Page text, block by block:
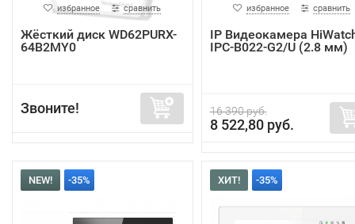
избранное сравнить
Жёсткий диск WD62PURX-
64B2MY0
Звоните!
избранное сравнить
IP Видеокамера
IPC-B022-G2/U (2.8 мм)
16 390 руб.
8 522,80 руб.
NEW! -35% ХИТ! -35%